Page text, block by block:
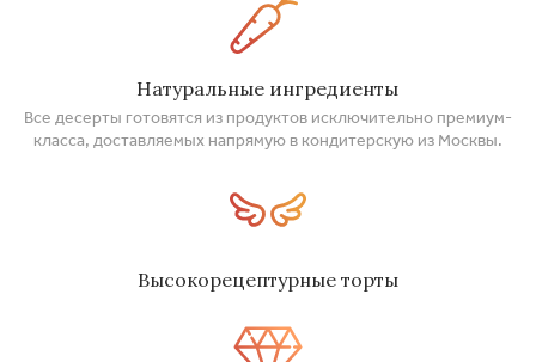
Натуральные ингредиенты
Все десерты готовятся из продуктов исключительно премиум-
класса, доставляемых напрямую в кондитерскую из Москвы.
Высокорецептурные торты